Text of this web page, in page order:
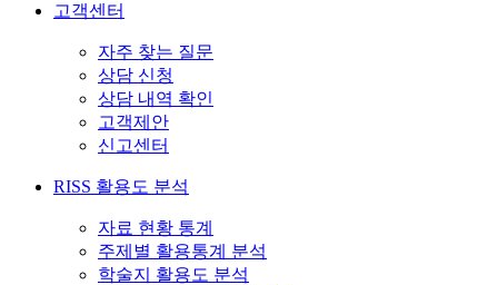
고객센터
자주 찾는 질문
상담 신청
상담 내역 확인
고객제안
신고센터
RISS 활용도 분석
자료 현황 통계
주제별 활용통계 분석
학술지 활용도 분석